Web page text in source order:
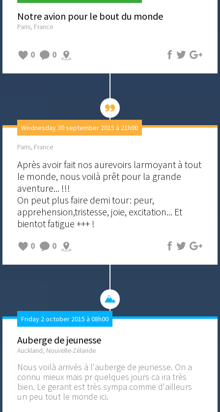
Notre avion pour le bout du monde
Paris, France
0 0
Wednesday 30 september 2015 à 21h00
Paris, France
Après avoir fait nos aurevoirs larmoyant à tout
le monde, nous voilà prêt pour la grande
aventure... !!!
On peut plus faire demi tour: peur,
apprehension,tristesse, joie, excitation... Et
bientot fatigue +++ !
0 0
Friday 2 october 2015 à 08h00
Auberge de jeunesse
Auckland, Nouvelle-Zélande
Nous voilà arrivés à l'auberge de jeunesse. On a
connu mieux mais pr quelques jours ca ira très
bien. Le gerant est très sympa comme d'ailleurs
un peu tout le monde ici.